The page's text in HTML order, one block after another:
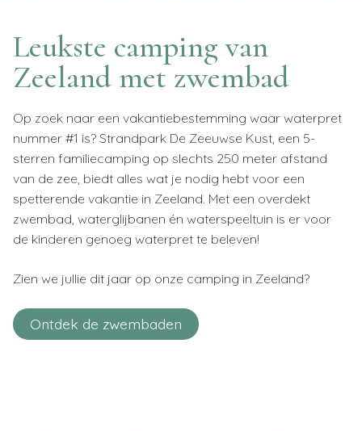
Leukste camping van
Zeeland met zwembad
Op zoek naar een vakantiebestemming waar waterpret
nummer #1 is? Strandpark De Zeeuwse Kust, een 5-
sterren familiecamping op slechts 250 meter afstand
van de zee, biedt alles wat je nodig hebt voor een
spetterende vakantie in Zeeland. Met een overdekt
zwembad, waterglijbanen én waterspeeltuin is er voor
de kinderen genoeg waterpret te beleven!
Zien we jullie dit jaar op onze camping in Zeeland?
Ontdek de zwembaden